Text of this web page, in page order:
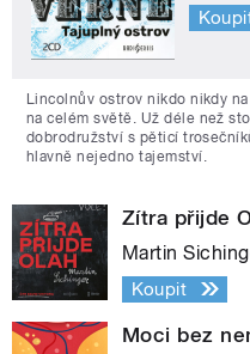
Lincolnův ostrov nikdo nikdy
na celém světě. Už déle než
dobrodružství s pěticí
hlavně nejedno tajemství.
Zítra přijde
Martin
Koupit
Moci bez